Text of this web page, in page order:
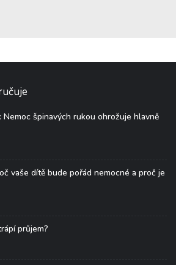
špinavých rukou ohrožuje hlavně
vaše dítě bude pořád nemocné a proč je
průjem?